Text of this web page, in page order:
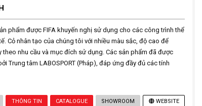
phẩm được FIFA khuyến nghị sử dụng cho các công trình thể
Cỏ nhân tạo của chúng tôi với nhiều màu sắc, độ cao để
theo nhu cầu và mục đích sử dụng. Các sản phẩm đã được
Trung tâm LABOSPORT (Pháp), đáp ứng đầy đủ các tính
THÔNG TIN CATALOGUE SHOWROOM WEBSITE